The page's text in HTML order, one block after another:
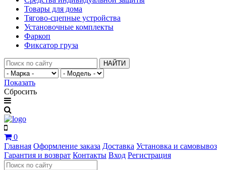
Товары для дома
Тягово-сцепные устройства
Установочные комплекты
Фаркоп
Фиксатор груза
НАЙТИ
Показать
Сбросить
0
Главная Оформление заказа Доставка Установка и самовывоз
Гарантия и возврат Контакты Вход Регистрация